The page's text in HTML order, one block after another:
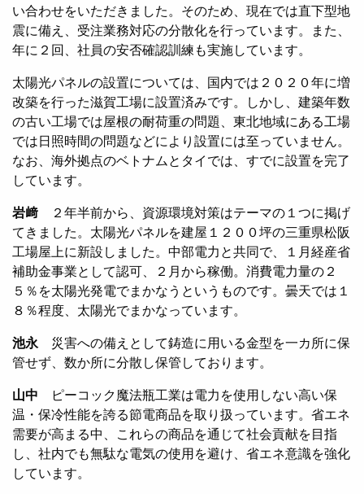
い合わせをいただきました。そのため、現在では直下型地
震に備え、受注業務対応の分散化を行っています。また、
年に２回、社員の安否確認訓練も実施しています。
太陽光パネルの設置については、国内では２０２０年に増
改築を行った滋賀工場に設置済みです。しかし、建築年数
の古い工場では屋根の耐荷重の問題、東北地域にある工場
では日照時間の問題などにより設置には至っていません。
なお、海外拠点のベトナムとタイでは、すでに設置を完了
しています。
岩﨑 ２年半前から、資源環境対策はテーマの１つに掲げ
てきました。太陽光パネルを建屋１２００坪の三重県松阪
工場屋上に新設しました。中部電力と共同で、１月経産省
補助金事業として認可、２月から稼働。消費電力量の２
５％を太陽光発電でまかなうというものです。曇天では１
８％程度、太陽光でまかなっています。
池永災害への備えとして鋳造に用いる金型を一カ所に保
管せず、数か所に分散し保管しております。
山中 ピーコック魔法瓶工業は電力を使用しない高い保
温・保冷性能を誇る節電商品を取り扱っています。省エネ
需要が高まる中、これらの商品を通じて社会貢献を目指
し、社内でも無駄な電気の使用を避け、省エネ意識を強化
しています。